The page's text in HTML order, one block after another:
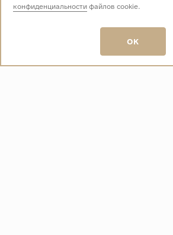
Звоните нам:
пн-вс 10:00 - 19:00
E-mail:
info@baza-plitki.ru
конфиденциальностифайлов cookie.
OK